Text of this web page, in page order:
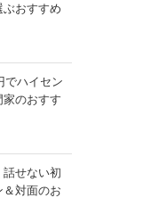
おすすめ
でハイセン
のおすす
話せない初
対面のお